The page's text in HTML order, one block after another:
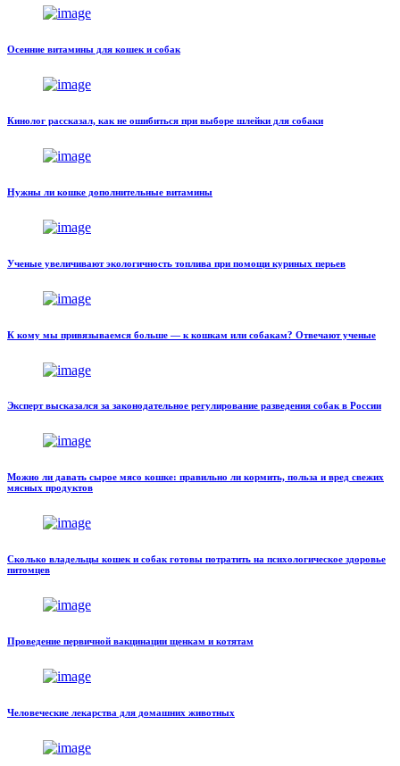
Осенние витамины для кошек и собак
Кинолог рассказал, как не ошибиться при выборе шлейки для собаки
Нужны ли кошке дополнительные витамины
Ученые увеличивают экологичность топлива при помощи куриных перьев
К кому мы привязываемся больше — к кошкам или собакам? Отвечают ученые
Эксперт высказался за законодательное регулирование разведения собак в России
Можно ли давать сырое мясо кошке: правильно ли кормить, польза и вред свежих
мясных продуктов
Сколько владельцы кошек и собак готовы потратить на психологическое здоровье
питомцев
Проведение первичной вакцинации щенкам и котятам
Человеческие лекарства для домашних животных